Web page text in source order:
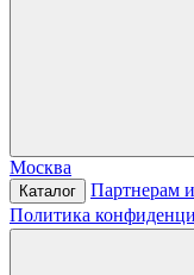
Москва
Каталог Партнерам
Политика